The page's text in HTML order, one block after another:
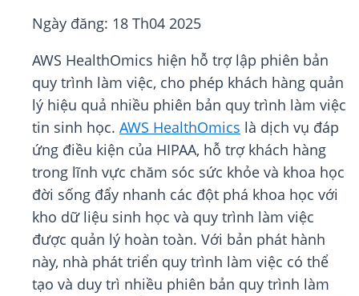
Ngày đăng: 18 Th04 2025
AWS HealthOmics hiện hỗ trợ lập phiên bản
quy trình làm việc, cho phép khách hàng quản
lý hiệu quả nhiều phiên bản quy trình làm việc
tin sinh học. AWS HealthOmics là dịch vụ đáp
ứng điều kiện của HIPAA, hỗ trợ khách hàng
trong lĩnh vực chăm sóc sức khỏe và khoa học
đời sống đẩy nhanh các đột phá khoa học với
kho dữ liệu sinh học và quy trình làm việc
được quản lý hoàn toàn. Với bản phát hành
này, nhà phát triển quy trình làm việc có thể
tạo và duy trì nhiều phiên bản quy trình làm